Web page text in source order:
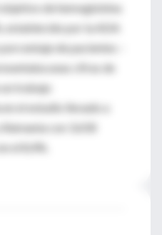
de hemoglobina
por la ADA
de pacientes –
unas cifras de
trabajo
el estudio llevado a
con 3.658
el 8,4%.